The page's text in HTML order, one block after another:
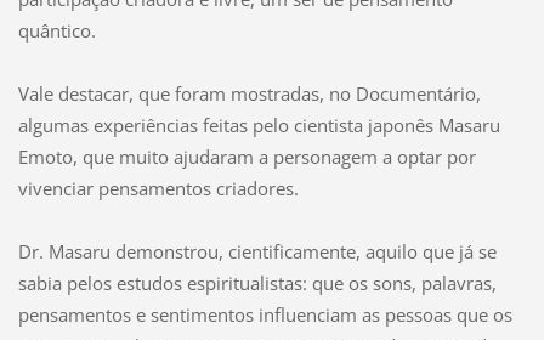
quântico.
Vale destacar, que foram mostradas, no Documentário,
algumas experiências feitas pelo cientista japonês Masaru
Emoto, que muito ajudaram a personagem a optar por
vivenciar pensamentos criadores.
Dr. Masaru demonstrou, cientificamente, aquilo que já se
sabia pelos estudos espiritualistas: que os sons, palavras,
pensamentos e sentimentos influenciam as pessoas que os